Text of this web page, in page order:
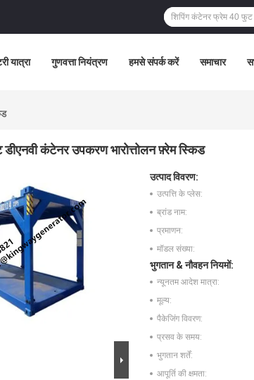
यात्रा गुणवत्ता नियंत्रण हमसे संपर्क करें समाचार
कंटेनर उपकरण भारोत्तोलन फ़्रेम स्किड
उत्पाद विवरण:
उत्पत्ति के प्लेस:
ब्रांड नाम:
प्रमाणन:
मॉडल संख्या:
भुगतान & नौवहन नियमों:
न्यूनतम आदेश मात्रा:
मूल्य:
पैकेजिंग विवरण:
प्रसव के समय:
भुगतान शर्तें:
आपूर्ति की क्षमता: